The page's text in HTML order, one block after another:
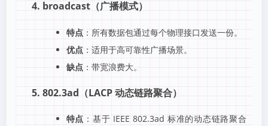
4. broadcast（广播模式）
特点：所有数据包通过每个物理接口发送一份。
优点：适用于高可靠性广播场景。
缺点：带宽浪费大。
5. 802.3ad（LACP 动态链路聚合）
特点 ：基于 IEEE 802.3ad 标准的动态链路聚合